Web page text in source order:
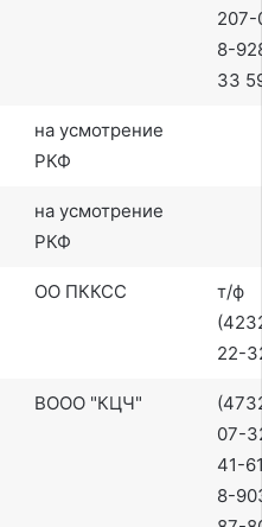
207-
8-
33
на усмотрение
РКФ
на усмотрение
РКФ
ОО ПККСС
т/ф
22-
ВООО "КЦЧ"
07-
41-
8-